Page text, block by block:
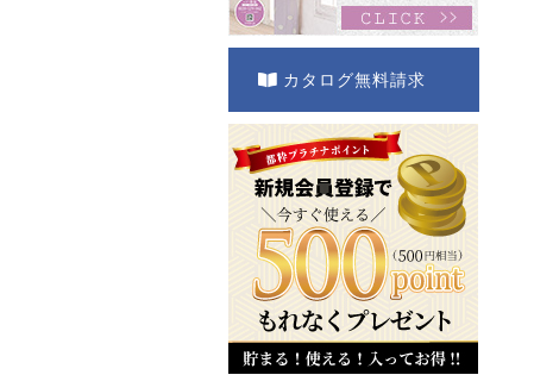
カタログ無料請求